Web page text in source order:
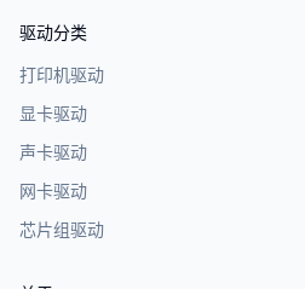
驱动分类
打印机驱动
显卡驱动
声卡驱动
网卡驱动
芯片组驱动